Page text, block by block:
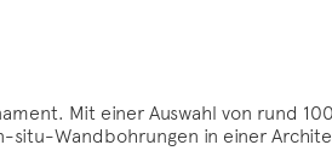
Mit einer Auswahl von rund
Wandbohrungen in einer